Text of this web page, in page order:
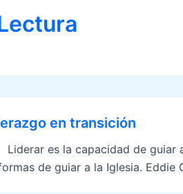
en transición
es la capacidad de guiar a
de guiar a la Iglesia.